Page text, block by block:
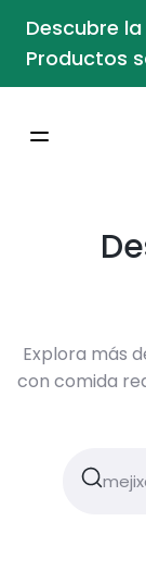
Descubre
Productos
Explora más
con comida